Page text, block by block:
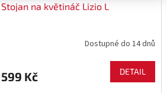
Stojan na květináč Lizio L
Dostupné do 14 dnů
599 Kč DETAIL